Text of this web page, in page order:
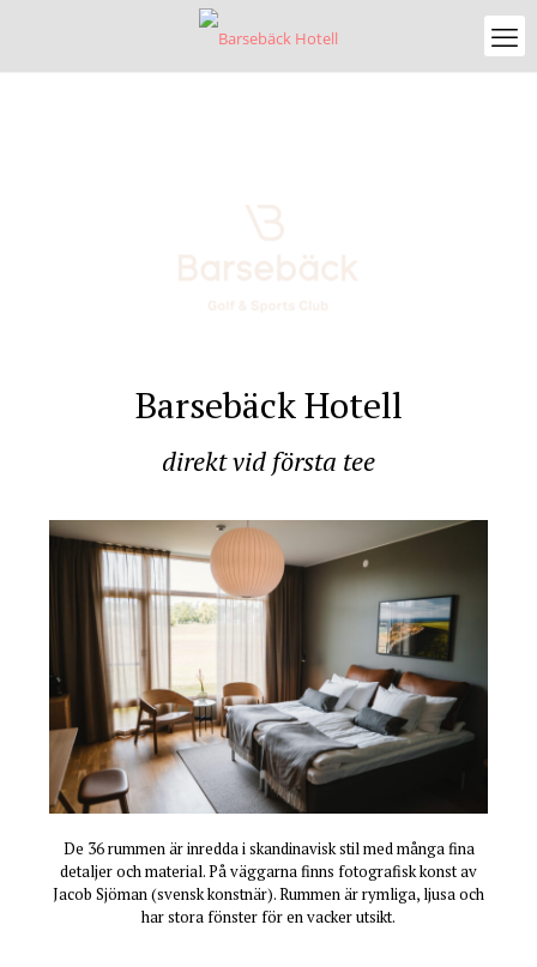
Barsebäck Hotell
direkt vid första tee
De 36 rummen är inredda i skandinavisk stil med många fina
detaljer och material. På väggarna finns fotografisk konst av
Jacob Sjöman (svensk konstnär). Rummen är rymliga, ljusa och
har stora fönster för en vacker utsikt.